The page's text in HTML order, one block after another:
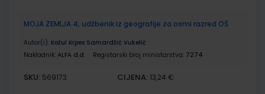
MOJA ZEMLJA 4; udžbenik iz geografije za osmi razred OŠ
Autor(i): Kožul Krpes Samardžić Vukelić
Nakladnik: ALFA d.d. Registarski broj ministarstva: 7274
SKU: 569173 CIJENA: 13,24 €